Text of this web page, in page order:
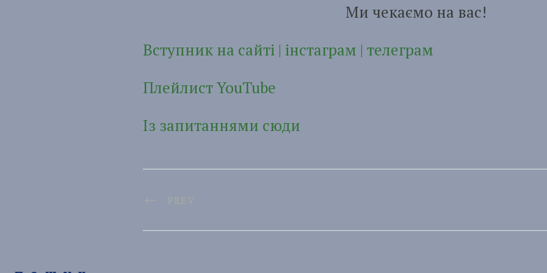
Ми чекаємо на вас!
Вступник на сайті | інстаграм | телеграм
ПлейлистYouTube
Із запитаннями сюди